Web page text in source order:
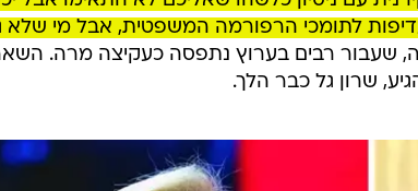
גל נכנס לחדר המנכ"ל לבקש העלאה, נענה רק
חלקית - והחליט לשבור את הכלים ולעבור לערוץ 14 (שם ככל הנראה קיבל את מבוקשו),